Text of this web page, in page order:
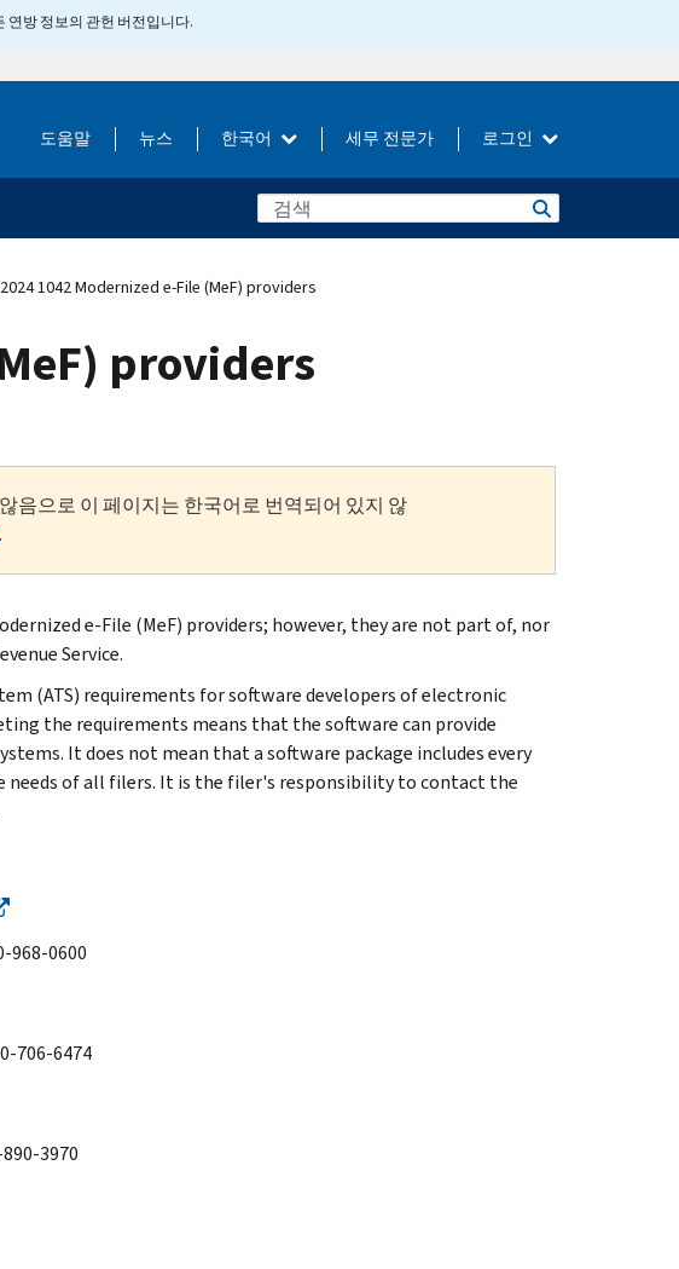
연방 정보의 관헌 버전입니다.
도움말 뉴스 한국어 세무 전문가 로그인
1042 Modernized e-File (MeF) providers
providers
음으로 이 페이지는 한국어로 번역되어 있지 않
.
e-File (MeF) providers; however, they are not part of, nor
Service.
(ATS) requirements for software developers of electronic
the requirements means that the software can provide
It does not mean that a software package includes every
of all filers. It is the filer's responsibility to contact the
968-0600
706-6474
3970